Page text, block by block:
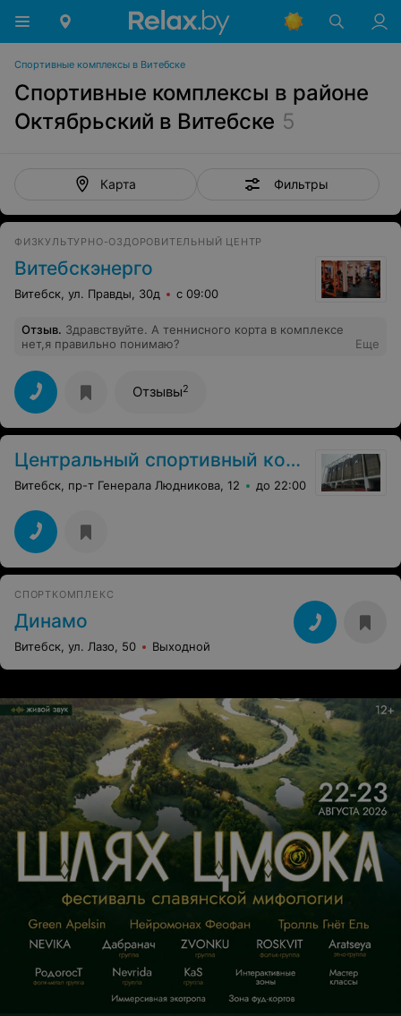
Спортивные комплексы в Витебске
Спортивные комплексы в районе
Октябрьский в Витебске 5
Карта Фильтры
ФИЗКУЛЬТУРНО-ОЗДОРОВИТЕЛЬНЫЙ ЦЕНТР
Витебскэнерго
Витебск, ул. Правды, 30д с 09:00
Отзыв. Здравствуйте. А теннисного корта в комплексе
нет,я правильно понимаю?
Еще
Отзывы2
Центральный спортивный комплекс
Витебск, пр-т Генерала Людникова, 12 до 22:00
СПОРТКОМПЛЕКС
Динамо
Витебск, ул. Лазо, 50 Выходной